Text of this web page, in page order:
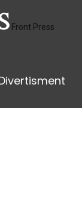
Front Press